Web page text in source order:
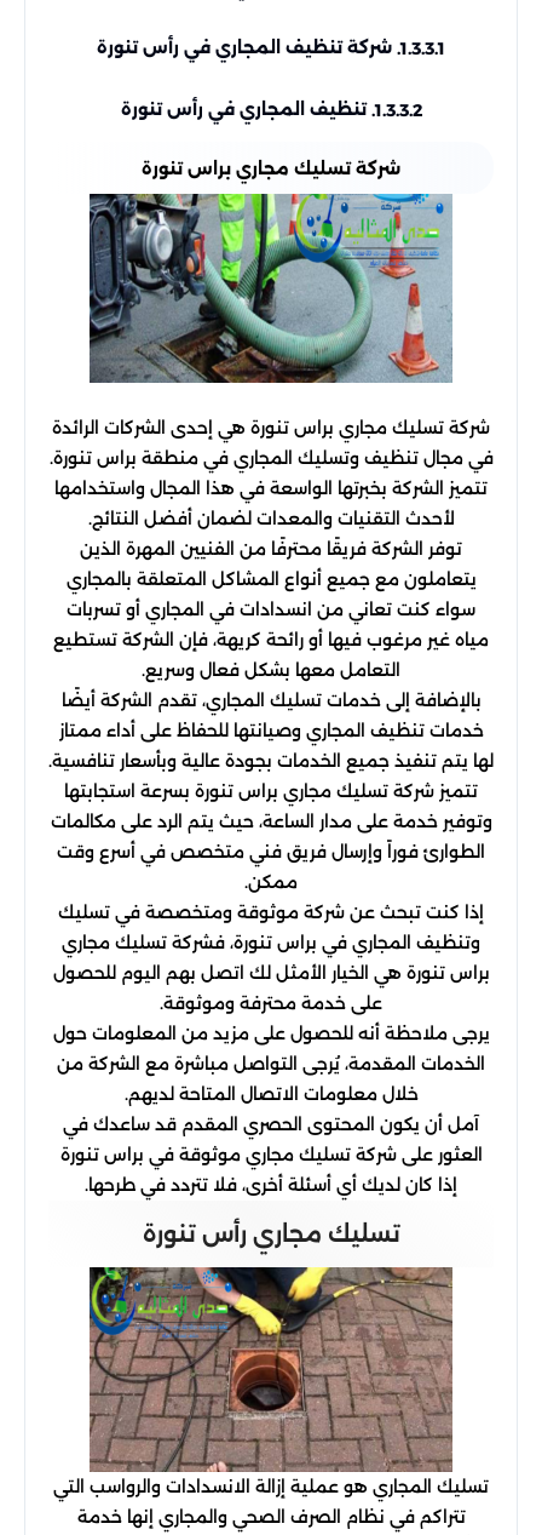
1.3.3.1. شركة تنظيف المجاري في رأس تنورة
1.3.3.2. تنظيف المجاري في رأس تنورة
شركة تسليك مجاري براس تنورة
شركة تسليك مجاري براس تنورة هي إحدى الشركات الرائدة
في مجال تنظيف وتسليك المجاري في منطقة براس تنورة.
تتميز الشركة بخبرتها الواسعة في هذا المجال واستخدامها
لأحدث التقنيات والمعدات لضمان أفضل النتائج.
توفر الشركة فريقًا محترفًا من الفنيين المهرة الذين
يتعاملون مع جميع أنواع المشاكل المتعلقة بالمجاري
سواء كنت تعاني من انسدادات في المجاري أو تسربات
مياه غير مرغوب فيها أو رائحة كريهة، فإن الشركة تستطيع
التعامل معها بشكل فعال وسريع.
بالإضافة إلى خدمات تسليك المجاري، تقدم الشركة أيضًا
خدمات تنظيف المجاري وصيانتها للحفاظ على أداء ممتاز
لها يتم تنفيذ جميع الخدمات بجودة عالية وبأسعار تنافسية.
تتميز شركة تسليك مجاري براس تنورة بسرعة استجابتها
وتوفير خدمة على مدار الساعة، حيث يتم الرد على مكالمات
الطوارئ فوراً وإرسال فريق فني متخصص في أسرع وقت
ممكن.
إذا كنت تبحث عن شركة موثوقة ومتخصصة في تسليك
وتنظيف المجاري في براس تنورة، فشركة تسليك مجاري
براس تنورة هي الخيار الأمثل لك اتصل بهم اليوم للحصول
على خدمة محترفة وموثوقة.
يرجى ملاحظة أنه للحصول على مزيد من المعلومات حول
الخدمات المقدمة، يُرجى التواصل مباشرة مع الشركة من
خلال معلومات الاتصال المتاحة لديهم.
آمل أن يكون المحتوى الحصري المقدم قد ساعدك في
العثور على شركة تسليك مجاري موثوقة في براس تنورة
إذا كان لديك أي أسئلة أخرى، فلا تتردد في طرحها.
تسليك مجاري رأس تنورة
تسليك المجاري هو عملية إزالة الانسدادات والرواسب التي
تتراكم في نظام الصرف الصحي والمجاري إنها خدمة